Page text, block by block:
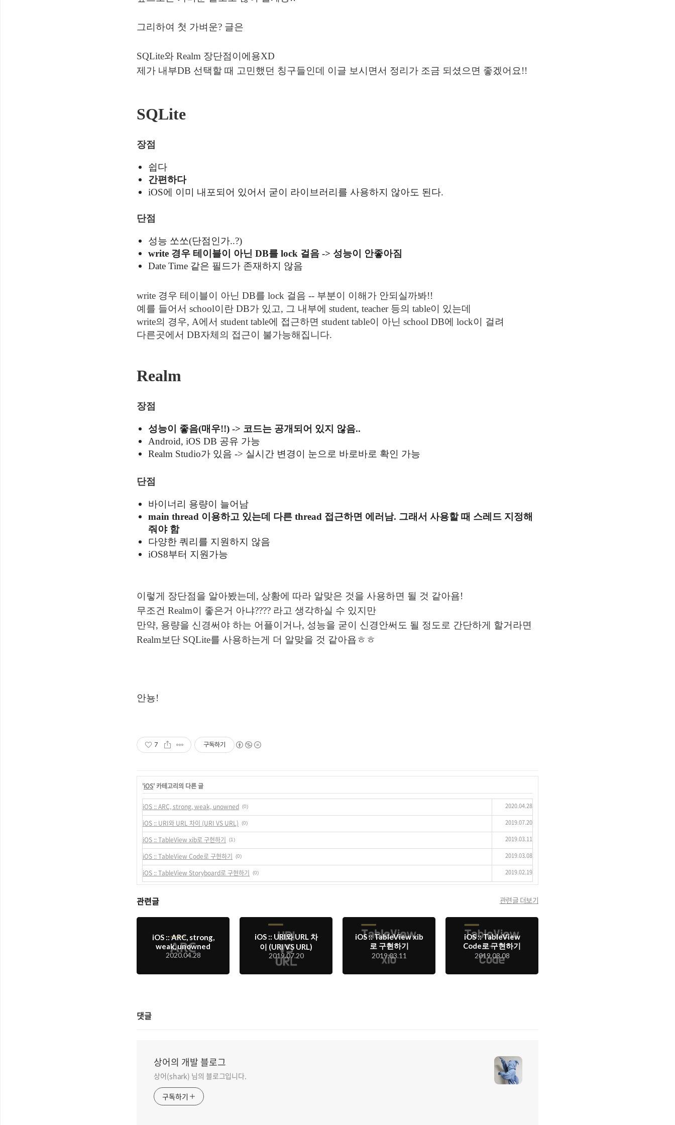
그리하여 첫 가벼운? 글은
SQLite와 Realm 장단점이에용XD
제가 내부DB 선택할 때 고민했던 칭구들인데 이글 보시면서 정리가 조금 되셨으면 좋겠어요!!
SQLite
장점
쉽다
간편하다
iOS에 이미 내포되어 있어서 굳이 라이브러리를 사용하지 않아도 된다.
단점
성능 쏘쏘(단점인가..?)
write 경우 테이블이 아닌 DB를 lock 걸음 -> 성능이 안좋아짐
Date Time 같은 필드가 존재하지 않음
write 경우 테이블이 아닌 DB를 lock 걸음 -- 부분이 이해가 안되실까봐!!
예를 들어서 school이란 DB가 있고, 그 내부에 student, teacher 등의 table이 있는데
write의 경우, A에서 student table에 접근하면 student table이 아닌 school DB에 lock이 걸려
다른곳에서 DB자체의 접근이 불가능해집니다.
Realm
장점
성능이 좋음(매우!!) -> 코드는 공개되어 있지 않음..
Android, iOS DB 공유 가능
Realm Studio가 있음 -> 실시간 변경이 눈으로 바로바로 확인 가능
단점
바이너리 용량이 늘어남
main thread 이용하고 있는데 다른 thread 접근하면 에러남. 그래서 사용할 때 스레드 지정해
줘야 함
다양한 쿼리를 지원하지 않음
iOS8부터 지원가능
이렇게 장단점을 알아봤는데, 상황에 따라 알맞은 것을 사용하면 될 것 같아욤!
무조건 Realm이 좋은거 아냐???? 라고 생각하실 수 있지만
만약, 용량을 신경써야 하는 어플이거나, 성능을 굳이 신경안써도 될 정도로 간단하게 할거라면
Realm보단 SQLite를 사용하는게 더 알맞을 것 같아욥ㅎㅎ
안뇽!
7 구독하기
'iOS' 카테고리의 다른 글
iOS :: ARC, strong, weak, unowned (0) 2020.04.28
iOS :: URI와 URL 차이 (URI VS URL) (0) 2019.07.20
iOS :: TableView xib로 구현하기 (1) 2019.03.11
iOS :: TableView Code로 구현하기 (0) 2019.03.08
iOS :: TableView Storyboard로 구현하기 (0) 2019.02.19
관련글 관련글 더보기
iOS :: ARC, strong,
weak, unowned
2020.04.28
iOS :: URI와 URL 차
이 (URI VS URL)
2019.07.20
iOS :: TableView xib
로 구현하기
2019.03.11
iOS :: TableView
Code로 구현하기
2019.03.08
댓글
상어의 개발 블로그
상어(shark) 님의 블로그입니다.
구독하기